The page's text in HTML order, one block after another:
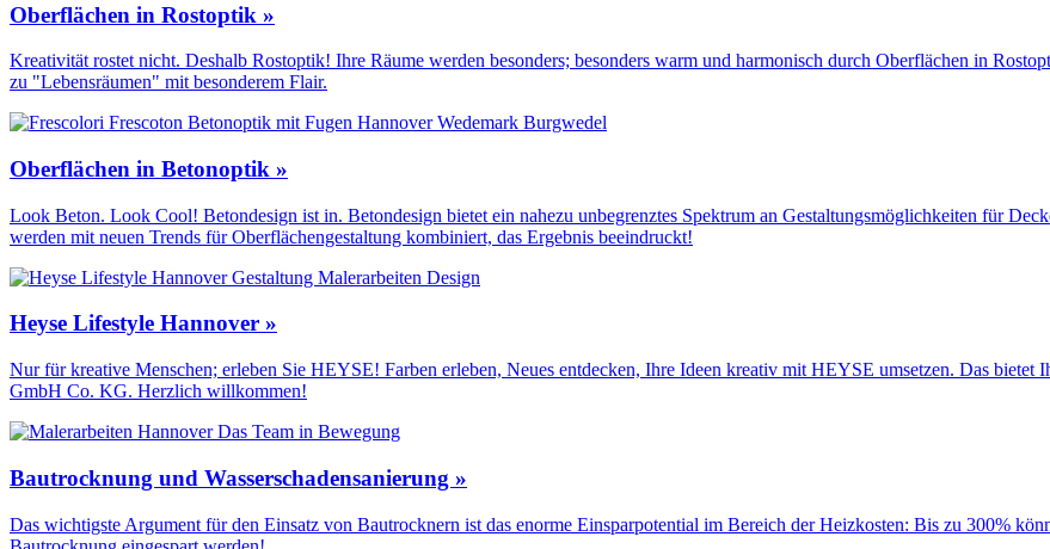
Oberflächen in Rostoptik »
Kreativität rostet nicht. Deshalb Rostoptik! Ihre Räume werden besonders; besonders warm und harmonisch durch Oberflächen in
zu "Lebensräumen" mit besonderem Flair.
Oberflächen in Betonoptik »
Look Beton. Look Cool! Betondesign ist in. Betondesign bietet ein nahezu unbegrenztes Spektrum an Gestaltungs­möglichkeiten für
werden mit neuen Trends für Oberflächen­gestaltung kombiniert, das Ergebnis beeindruckt!
Heyse Lifestyle Hannover »
Nur für kreative Menschen; erleben Sie HEYSE! Farben erleben, Neues entdecken, Ihre Ideen kreativ mit HEYSE umsetzen. Das
GmbH Co. KG. Herzlich willkommen!
Bautrocknung und Wasserschadensanierung »
Das wichtigste Argument für den Einsatz von Bautrocknern ist das enorme Einsparpotential im Bereich der Heizkosten: Bis zu 300%